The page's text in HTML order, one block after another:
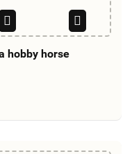
hobby horse